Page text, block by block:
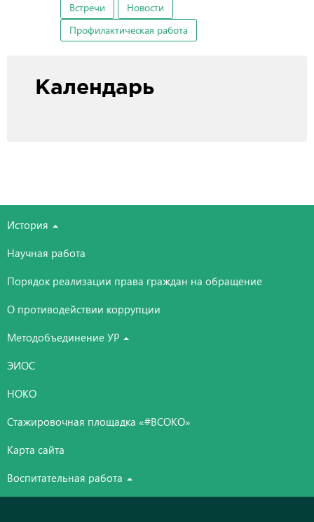
Встречи
Новости
Профилактическая работа
Календарь
История
Научная работа
Порядок реализации права граждан на обращение
О противодействии коррупции
Методобъединение УР
ЭИОС
НОКО
Стажировочная площадка «#ВСОКО»
Карта сайта
Воспитательная работа